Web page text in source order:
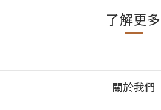
了解更多
關於我們